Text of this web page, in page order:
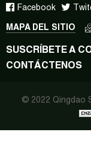
Facebook
MAPA DEL SITIO
SUSCRÍBETE A
CONTÁCTENOS
© 2022 Qingdao